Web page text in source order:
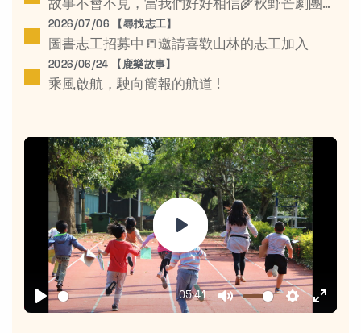
故事不會不見，當我們好好相信🌾秋野芒劇團鄉村學校公益巡演
2026/07/06 【尋找志工】
圖書志工招募中📒邀請喜歡山林的志工加入
2026/06/24 【鹿樂故事】
乘風啟航，駛向簡報的航道 !
Play
05:41
Mute Settings
Enter
Play